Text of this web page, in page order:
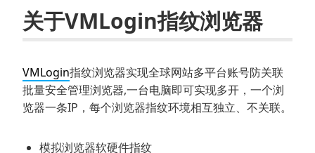
关于VMLogin指纹浏览器
VMLogin指纹浏览器实现全球网站多平台账号防关联
批量安全管理浏览器,一台电脑即可实现多开，一个浏
览器一条IP，每个浏览器指纹环境相互独立、不关联。
模拟浏览器软硬件指纹